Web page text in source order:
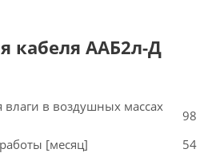
кабеля ААБ2л-Д
в воздушных массах
98
[месяц]
54